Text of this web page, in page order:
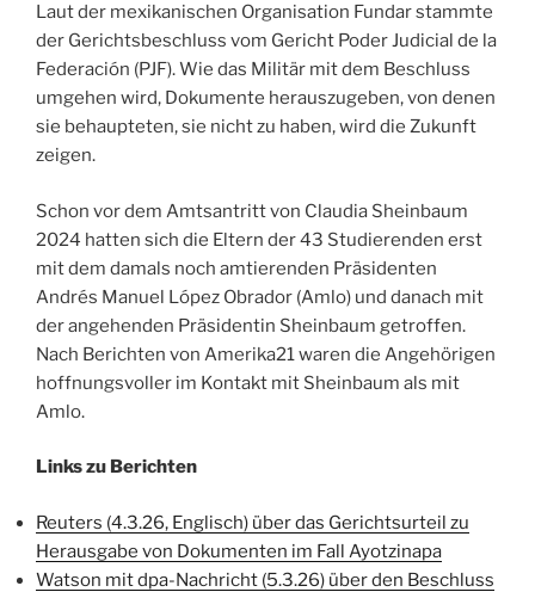
Laut der mexikanischen Organisation Fundar stammte
der Gerichtsbeschluss vom Gericht Poder Judicial de la
Federación (PJF). Wie das Militär mit dem Beschluss
umgehen wird, Dokumente herauszugeben, von denen
sie behaupteten, sie nicht zu haben, wird die Zukunft
zeigen.
Schon vor dem Amtsantritt von Claudia Sheinbaum
2024 hatten sich die Eltern der 43 Studierenden erst
mit dem damals noch amtierenden Präsidenten
Andrés Manuel López Obrador (Amlo) und danach mit
der angehenden Präsidentin Sheinbaum getroffen.
Nach Berichten von Amerika21 waren die Angehörigen
hoffnungsvoller im Kontakt mit Sheinbaum als mit
Amlo.
Links zu Berichten
Reuters (4.3.26, Englisch) über das Gerichtsurteil zu
Herausgabe von Dokumenten im Fall Ayotzinapa
Watson mit dpa-Nachricht (5.3.26) über den Beschluss